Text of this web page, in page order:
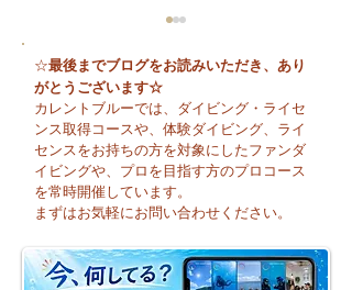
夏本番！明日からお泊
まり海洋実習です♪
☆最後までブログをお読みいただき、あり
がとうございます☆
カレントブルーでは、ダイビング・ライセ
ンス取得コースや、体験ダイビング、ライ
センスをお持ちの方を対象にしたファンダ
イビングや、プロを目指す方のプロコース
を常時開催しています。
まずはお気軽にお問い合わせください。